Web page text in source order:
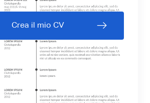
Crea il mio CV